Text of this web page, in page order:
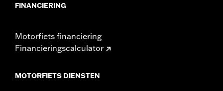
FINANCIERING
Motorfiets financiering
Financieringscalculator
MOTORFIETS DIENSTEN